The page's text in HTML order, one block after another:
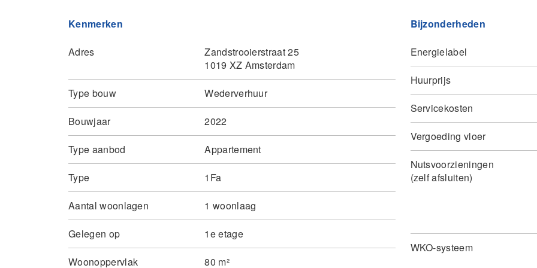
Kenmerken
Adres
Zandstrooierstraat 25
1019 XZ Amsterdam
Type bouw Wederverhuur
Bouwjaar 2022
Type aanbod Appartement
Type 1Fa
Aantal woonlagen 1 woonlaag
Gelegen op 1e etage
Woonoppervlak 80 m²
Bijzonderheden
Energielabel
Huurprijs
Servicekosten
Vergoeding vloer
Nutsvoorzieningen
(zelf afsluiten)
WKO-systeem